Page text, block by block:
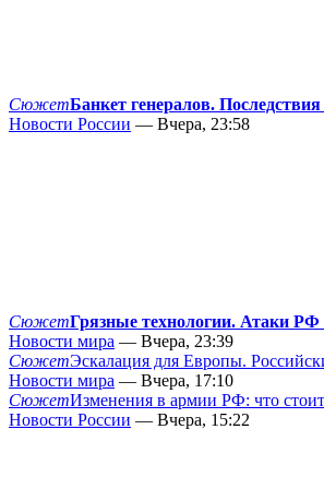
СюжетБанкет генералов.
Новости России — Вчера, 23:58
СюжетГрязные технологии. Атаки
Новости мира — Вчера, 23:39
СюжетЭскалация для Европы.
Новости мира — Вчера, 17:10
СюжетИзменения в армии РФ: что
Новости России — Вчера, 15:22